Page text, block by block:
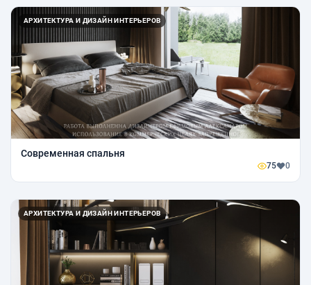
АРХИТЕКТУРА И ДИЗАЙН ИНТЕРЬЕРОВ
Современная спальня
75 0
АРХИТЕКТУРА И ДИЗАЙН ИНТЕРЬЕРОВ